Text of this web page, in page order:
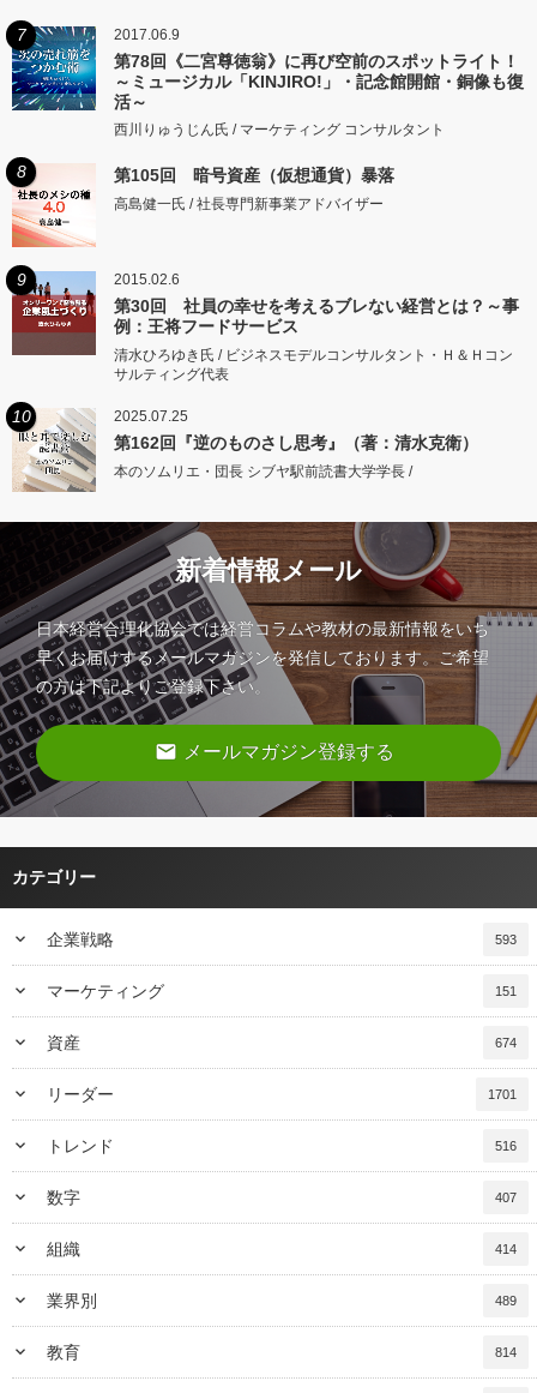
7 2017.06.9
第78回《二宮尊徳翁》に再び空前のスポットライト！
～ミュージカル「KINJIRO!」・記念館開館・銅像も復
活～
西川りゅうじん氏 / マーケティング コンサルタント
8 第105回 暗号資産（仮想通貨）暴落
高島健一氏 / 社長専門新事業アドバイザー
9 2015.02.6
第30回 社員の幸せを考えるブレない経営とは？～事
例：王将フードサービス
清水ひろゆき氏 / ビジネスモデルコンサルタント・Ｈ＆Ｈコン
サルティング代表
10 2025.07.25
第162回『逆のものさし思考』（著：清水克衛）
本のソムリエ・団長 シブヤ駅前読書大学学長 /
新着情報メール
日本経営合理化協会では経営コラムや教材の最新情報をいち
早くお届けするメールマガジンを発信しております。ご希望
の方は下記よりご登録下さい。
email メールマガジン登録する
カテゴリー
keyboard_arrow_down 企業戦略 593
keyboard_arrow_down マーケティング 151
keyboard_arrow_down 資産 674
keyboard_arrow_down リーダー 1701
keyboard_arrow_down トレンド 516
keyboard_arrow_down 数字 407
keyboard_arrow_down 組織 414
keyboard_arrow_down 業界別 489
keyboard_arrow_down 教育 814